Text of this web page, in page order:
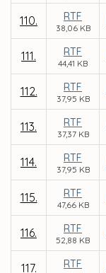
110. RTF
38,06 KB
111. RTF
44,41 KB
112. RTF
37,95 KB
113. RTF
37,37 KB
114. RTF
37,95 KB
115. RTF
47,66 KB
116. RTF
52,88 KB
117. RTF